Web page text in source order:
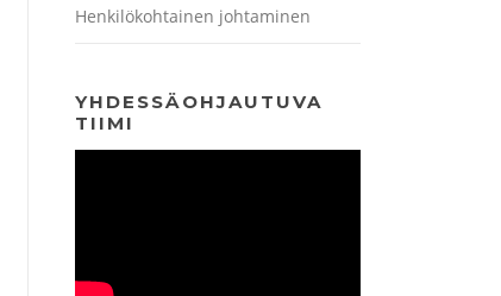
Henkilökohtainen johtaminen
YHDESSÄOHJAUTUVA
TIIMI